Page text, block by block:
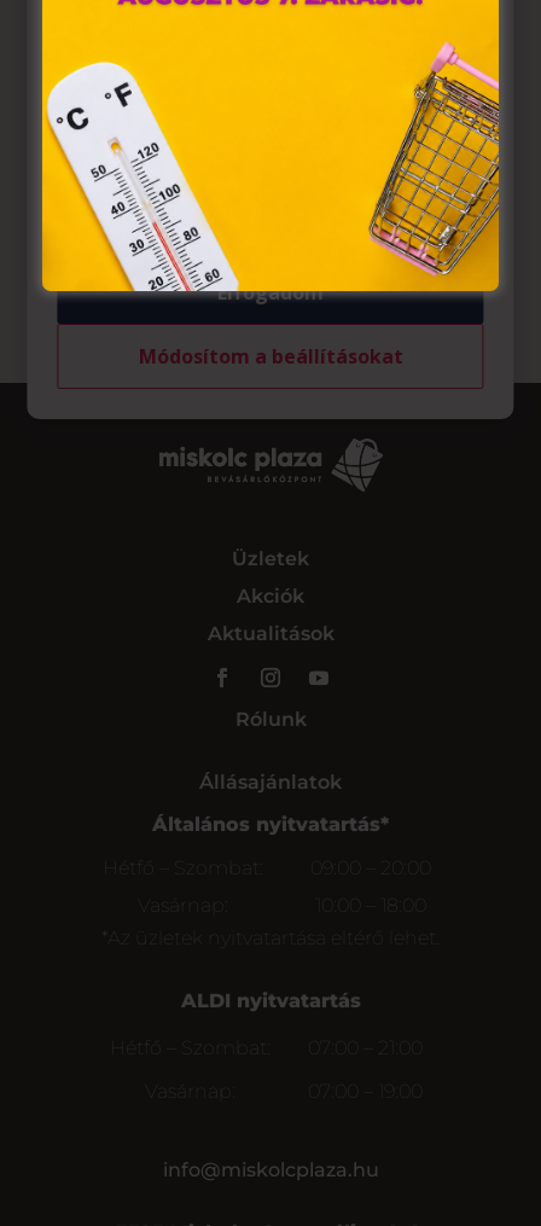
Üzletek
Akciók
Aktualitások
Rólunk
Állásajánlatok
Általános nyitvatartás*
Hétfő – Szombat:
09:00 – 20:00
Vasárnap:
*Az üzletek nyitvatartása eltérő lehet.
ALDI nyitvatartás
Hétfő – Szombat:
07:00 – 21:00
Vasárnap:
info@miskolcplaza.hu
A „sütiket" az elektronikus hírközlésről szóló 2003. évi C.
törvény, az elektronikus kereskedelmi szolgáltatások, az
információs társadalommal összefüggő szolgáltatások
egyes kérdéseiről szóló 2001. évi CVIII. törvény, valamint
az Európai Unió előírásainak megfelelően használjuk.
Azon weblapoknak, melyek az Európai Unió országain
belül működnek, a „sütik" használatához, és ezeknek a
felhasználó számítógépén vagy egyéb eszközén történő
tárolásához a felhasználók hozzájárulását kell kérniük.
Elfogadom
Módosítom a beállításokat